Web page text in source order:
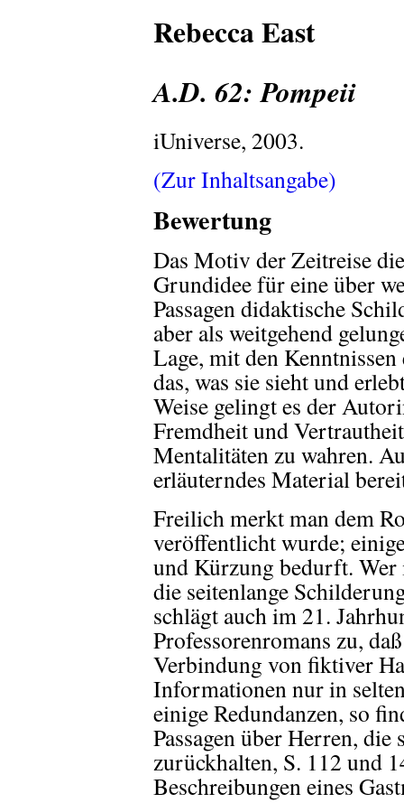
Rebecca East
A.D. 62: Pompeii
iUniverse, 2003.
(Zur Inhaltsangabe)
Bewertung
Das Motiv der Zeitreise
Grundidee für eine über
Passagen didaktische
aber als weitgehend
Lage, mit den
das, was sie sieht und
Weise gelingt es der
Fremdheit und
Mentalitäten zu wahren.
erläuterndes Material
Freilich merkt man dem
veröffentlicht wurde;
und Kürzung bedurft. Wer
die seitenlange
schlägt auch im 21.
Professorenromans zu,
Verbindung von fiktiver
Informationen nur in
einige Redundanzen, so
Passagen über Herren,
zurückhalten, S. 112 und
Beschreibungen eines